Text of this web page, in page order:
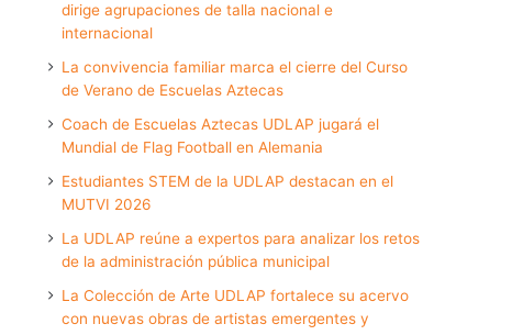
dirige agrupaciones de talla nacional e
internacional
La convivencia familiar marca el cierre del Curso
de Verano de Escuelas Aztecas
Coach de Escuelas Aztecas UDLAP jugará el
Mundial de Flag Football en Alemania
Estudiantes STEM de la UDLAP destacan en el
MUTVI 2026
La UDLAP reúne a expertos para analizar los retos
de la administración pública municipal
La Colección de Arte UDLAP fortalece su acervo
con nuevas obras de artistas emergentes y